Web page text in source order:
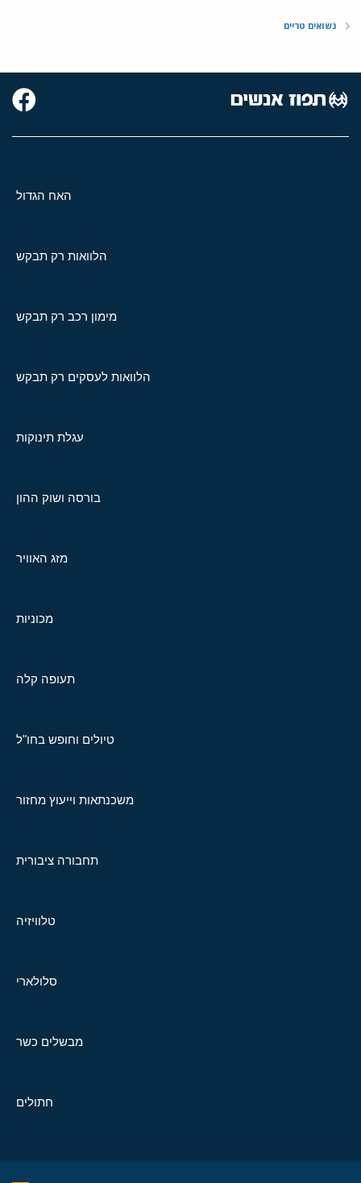
נשואים טריים
האח הגדול
הלוואות רק תבקש
מימון רכב רק תבקש
הלוואות לעסקים רק תבקש
עגלת תינוקות
בורסה ושוק ההון
מזג האוויר
מכוניות
תעופה קלה
טיולים וחופש בחו"ל
משכנתאות וייעוץ מחזור
תחבורה ציבורית
טלוויזיה
סלולארי
מבשלים כשר
חתולים